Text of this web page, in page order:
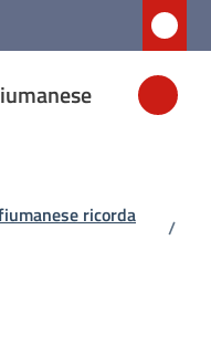
ricorda
/